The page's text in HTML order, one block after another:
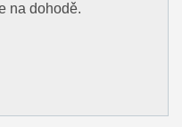
na dohodě.